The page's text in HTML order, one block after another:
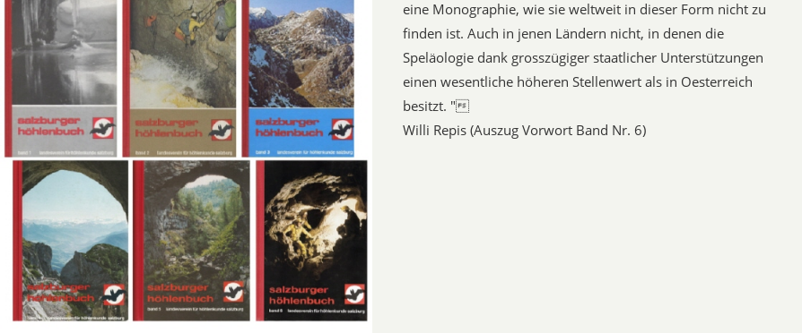
eine Monographie, wie sie weltweit in dieser Form nicht zu
finden ist. Auch in jenen Ländern nicht, in denen die
Speläologie dank grosszügiger staatlicher Unterstützungen
einen wesentliche höheren Stellenwert als in Oesterreich
besitzt. "
Willi Repis (Auszug Vorwort Band Nr. 6)